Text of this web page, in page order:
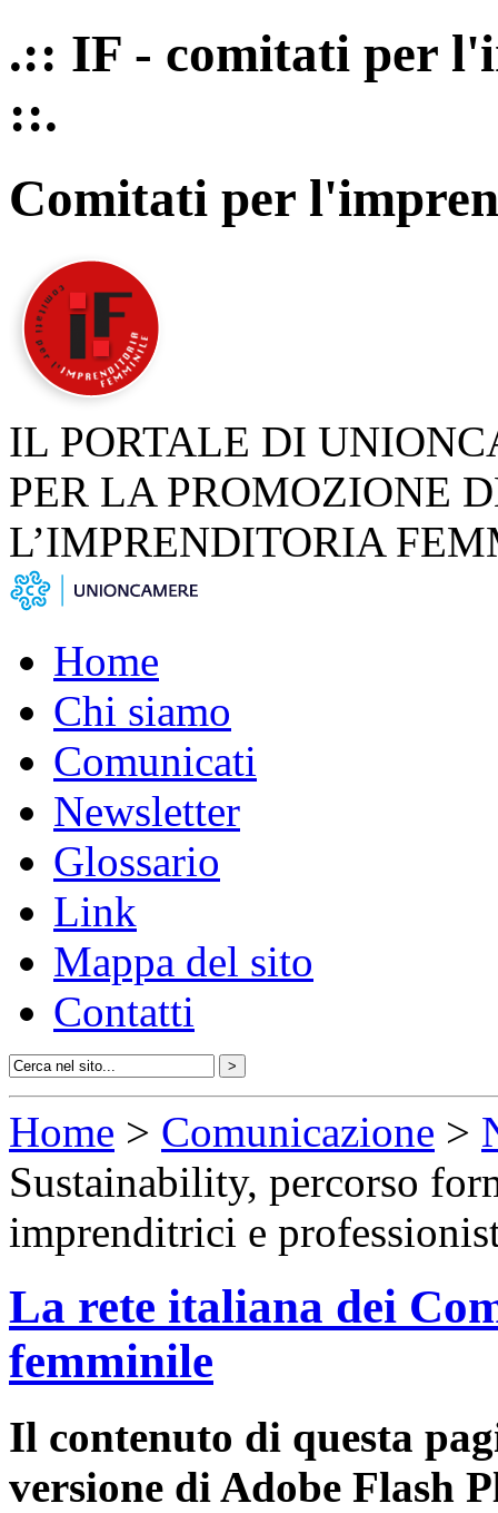
.:: IF - comitati per
::.
Comitati per
IL PORTALE DI
PER LA PROMOZIONE
L’IMPRENDITORIA
Home
Chi siamo
Comunicati
Newsletter
Glossario
Link
Mappa del sito
Contatti
Home > Comunicazione >
Sustainability, percorso
imprenditrici e
La rete italiana dei
femminile
Il contenuto di questa
versione di Adobe Flash